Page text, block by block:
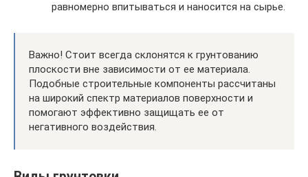
равномерно впитываться и наносится на сырье.
Важно! Стоит всегда склонятся к грунтованию
плоскости вне зависимости от ее материала.
Подобные строительные компоненты рассчитаны
на широкий спектр материалов поверхности и
помогают эффективно защищать ее от
негативного воздействия.